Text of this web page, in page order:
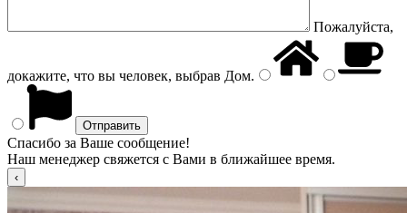
Пожалуйста,
докажите, что вы человек, выбрав Дом.
Спасибо за Ваше сообщение!
Наш менеджер свяжется с Вами в ближайшее время.